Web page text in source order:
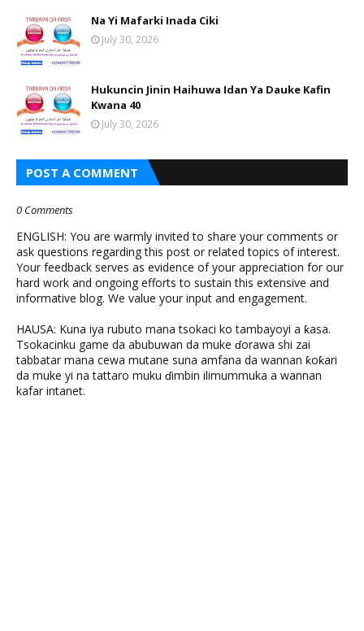
Na Yi Mafarki Inada Ciki
July 30, 2026
Hukuncin Jinin Haihuwa Idan Ya Dauke Kafin
Kwana 40
July 30, 2026
POST A COMMENT
0 Comments
ENGLISH: You are warmly invited to share your comments or
ask questions regarding this post or related topics of interest.
Your feedback serves as evidence of your appreciation for our
hard work and ongoing efforts to sustain this extensive and
informative blog. We value your input and engagement.
HAUSA: Kuna iya rubuto mana tsokaci ko tambayoyi a ƙasa.
Tsokacinku game da abubuwan da muke ɗorawa shi zai
tabbatar mana cewa mutane suna amfana da wannan ƙoƙari
da muke yi na tattaro muku ɗimbin ilimummuka a wannan
kafar intanet.